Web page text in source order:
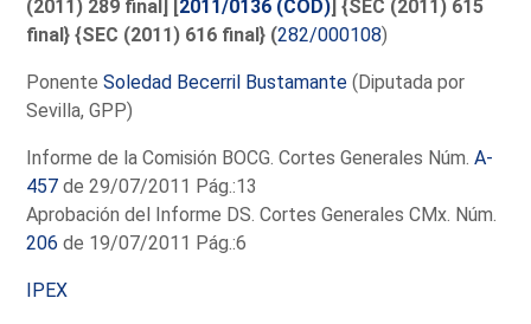
(2011) 289 final] [2011/0136 (COD)] {SEC (2011) 615
final} {SEC (2011) 616 final} (282/000108)
PonenteSoledad Becerril Bustamante (Diputada por
Sevilla, GPP)
Informe de la Comisión BOCG. Cortes Generales Núm.A-
457 de 29/07/2011 Pág.:13
Aprobación del Informe DS. Cortes Generales CMx. Núm.
206 de 19/07/2011 Pág.:6
IPEX